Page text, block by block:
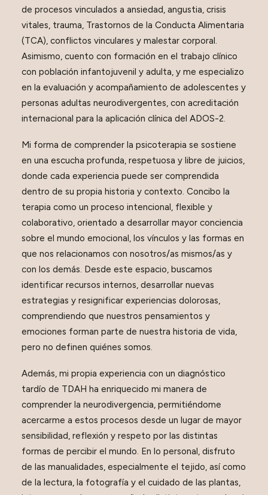
de procesos vinculados a ansiedad, angustia, crisis
vitales, trauma, Trastornos de la Conducta Alimentaria
(TCA), conflictos vinculares y malestar corporal.
Asimismo, cuento con formación en el trabajo clínico
con población infantojuvenil y adulta, y me especializo
en la evaluación y acompañamiento de adolescentes y
personas adultas neurodivergentes, con acreditación
internacional para la aplicación clínica del ADOS-2.
Mi forma de comprender la psicoterapia se sostiene
en una escucha profunda, respetuosa y libre de juicios,
donde cada experiencia puede ser comprendida
dentro de su propia historia y contexto. Concibo la
terapia como un proceso intencional, flexible y
colaborativo, orientado a desarrollar mayor conciencia
sobre el mundo emocional, los vínculos y las formas en
que nos relacionamos con nosotros/as mismos/as y
con los demás. Desde este espacio, buscamos
identificar recursos internos, desarrollar nuevas
estrategias y resignificar experiencias dolorosas,
comprendiendo que nuestros pensamientos y
emociones forman parte de nuestra historia de vida,
pero no definen quiénes somos.
Además, mi propia experiencia con un diagnóstico
tardío de TDAH ha enriquecido mi manera de
comprender la neurodivergencia, permitiéndome
acercarme a estos procesos desde un lugar de mayor
sensibilidad, reflexión y respeto por las distintas
formas de percibir el mundo. En lo personal, disfruto
de las manualidades, especialmente el tejido, así como
de la lectura, la fotografía y el cuidado de las plantas,